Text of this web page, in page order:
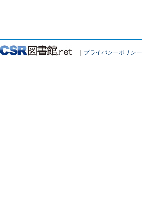
｜ プライバシーポリシー